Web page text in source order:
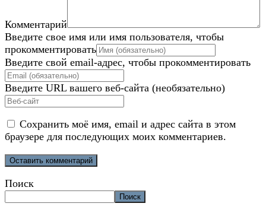
Комментарий
Введите свое имя или имя пользователя, чтобы
прокомментировать
Введите свой email-адрес, чтобы прокомментировать
Введите URL вашего веб-сайта (необязательно)
Сохранить моё имя, email и адрес сайта в этом
браузере для последующих моих комментариев.
Поиск
Поиск